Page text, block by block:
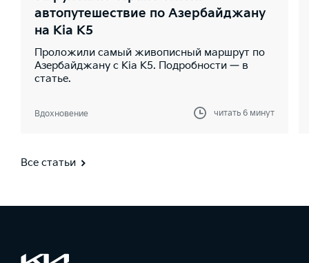
автопутешествие по Азербайджану
на Kia K5
Проложили самый живописный маршрут по
Азербайджану с Kia K5. Подробности — в
статье.
Вдохновение читать 6 минут
Все статьи